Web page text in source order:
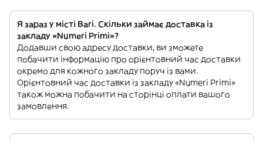
Я зараз у місті Bari. Скільки займає доставка із
закладу «Numeri Primi»?
Додавши свою адресу доставки, ви зможете
побачити інформацію про орієнтовний час доставки
окремо для кожного закладу поруч із вами.
Орієнтовний час доставки із закладу «Numeri Primi»
також можна побачити на сторінці оплати вашого
замовлення.